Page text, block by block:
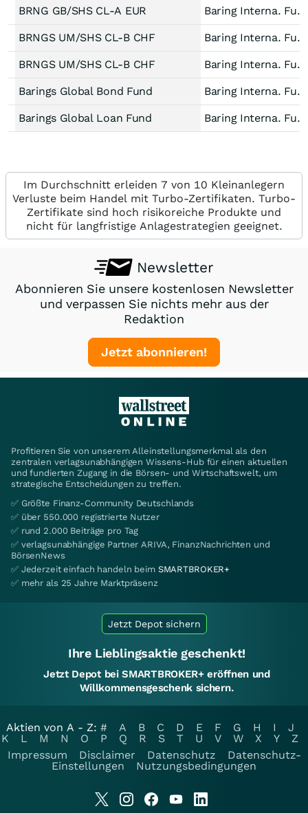
BRNG GB/SHS CL-A EUR Baring Interna. Fund
BRNGS UM/SHS CL-B CHF Baring Interna. Fund
BRNGS UM/SHS CL-B CHF Baring Interna. Fund
Barings Global Bond Fund Baring Interna. Fund
Barings Global Loan Fund Baring Interna. Fund
Im Durchschnitt erleiden 7 von 10 Kleinanlegern
Verluste beim Handel mit Turbo-Zertifikaten. Turbo-
Zertifikate sind hoch risikoreiche Produkte und
nicht für langfristige Anlagestrategien geeignet.
Newsletter
Abonnieren Sie unsere kostenlosen Newsletter
und verpassen Sie nichts mehr aus der
Redaktion
Jetzt abonnieren!
Profitieren Sie von unserem Alleinstellungsmerkmal als den
zentralen verlagsunabhängigen Wissens-Hub für einen aktuellen
und fundierten Zugang in die Börsen- und Wirtschaftswelt, um
strategische Entscheidungen zu treffen.
✅ Größte Finanz-Community Deutschlands
✅ über 550.000 registrierte Nutzer
✅ rund 2.000 Beiträge pro Tag
✅ verlagsunabhängige Partner ARIVA, FinanzNachrichten und
BörsenNews
✅ Jederzeit einfach handeln beim SMARTBROKER+
✅ mehr als 25 Jahre Marktpräsenz
Jetzt Depot sichern
Ihre Lieblingsaktie geschenkt!
Jetzt Depot bei SMARTBROKER+ eröffnen und
Willkommensgeschenk sichern.
Aktien von A - Z: # A B C D E F G H I
J
K
L M N O P Q R S T U V W X Y
Z
Impressum
Disclaimer Datenschutz
Datenschutz-
Einstellungen
Nutzungsbedingungen